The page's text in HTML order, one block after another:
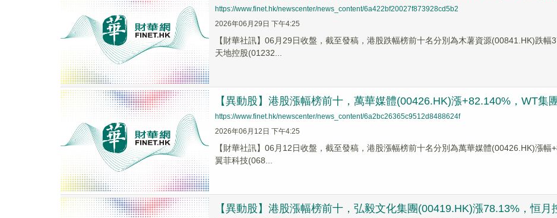
https://www.finet.hk/newscenter/news_content/6a422bf20027f873928cd5b2
2026年06月29日 下午4:25
【財華社訊】06月29日收盤，截至發稿，港股跌幅榜前十名分別為木薯資源(00841.HK)跌
天地控股(01232...
【異動股】港股漲幅榜前十，萬華媒體(00426.HK)漲+82.140%，WT集
https://www.finet.hk/newscenter/news_content/6a2bc26365c9512d8488624f
2026年06月12日 下午4:25
【財華社訊】06月12日收盤，截至發稿，港股漲幅榜前十名分別為萬華媒體(00426.HK)漲幅
翼菲科技(068...
【異動股】港股漲幅榜前十，弘毅文化集團(00419.HK)漲78.13%，恒